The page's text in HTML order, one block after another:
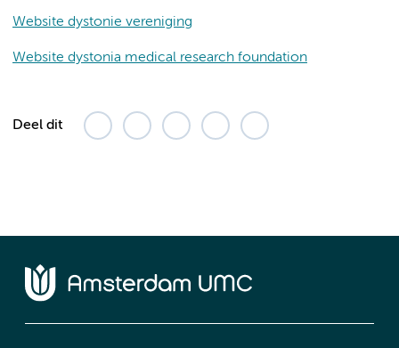
Website dystonie vereniging
Website dystonia medical research foundation
Deel dit